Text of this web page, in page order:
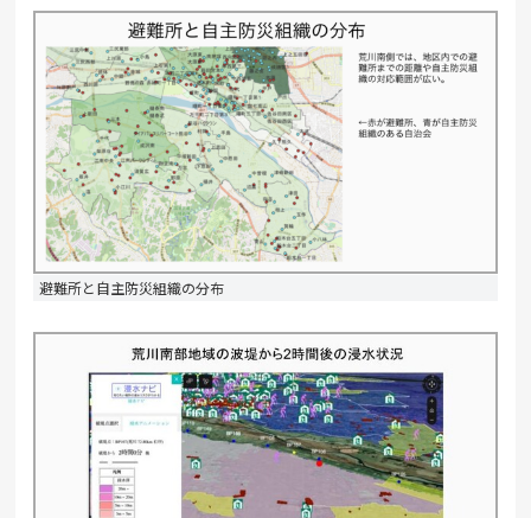
避難所と自主防災組織の分布